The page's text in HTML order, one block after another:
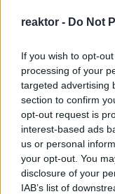
reaktor - Do Not
If you wish to opt-
processing of your
targeted advertising
section to confirm
opt-out request is
interest-based ads
us or personal
your opt-out. You
disclosure of your
IAB’s list of
FACEBOOK
LEGFRISSEBB